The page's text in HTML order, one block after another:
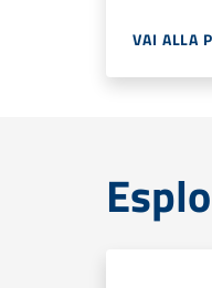
VAI ALLA